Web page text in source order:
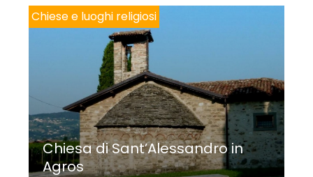
Chiese e luoghi religiosi
Chiesa di Sant’Alessandro in
Agros